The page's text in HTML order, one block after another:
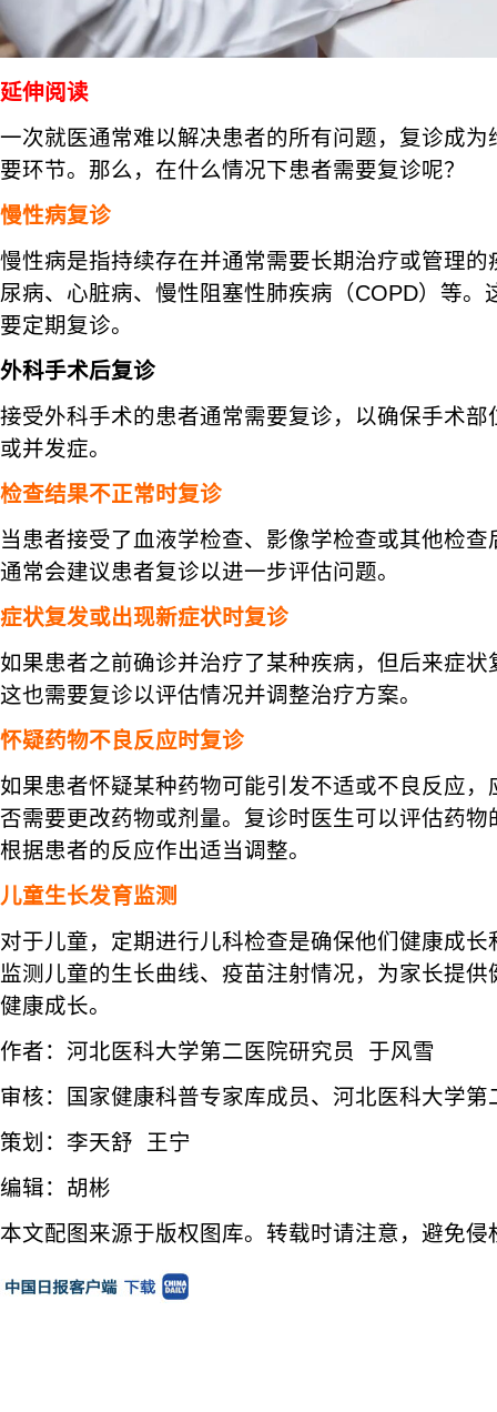
延伸阅读
一次就医通常难以解决患者的所有问题，复诊成
要环节。那么，在什么情况下患者需要复诊呢？
慢性病复诊
慢性病是指持续存在并通常需要长期治疗或管理
尿病、心脏病、慢性阻塞性肺疾病（COPD）等。
要定期复诊。
外科手术后复诊
接受外科手术的患者通常需要复诊，以确保手术
或并发症。
检查结果不正常时复诊
当患者接受了血液学检查、影像学检查或其他检
通常会建议患者复诊以进一步评估问题。
症状复发或出现新症状时复诊
如果患者之前确诊并治疗了某种疾病，但后来症
这也需要复诊以评估情况并调整治疗方案。
怀疑药物不良反应时复诊
如果患者怀疑某种药物可能引发不适或不良反应
否需要更改药物或剂量。复诊时医生可以评估药
根据患者的反应作出适当调整。
儿童生长发育监测
对于儿童，定期进行儿科检查是确保他们健康成
监测儿童的生长曲线、疫苗注射情况，为家长提
健康成长。
作者：河北医科大学第二医院研究员 于风雪
审核：国家健康科普专家库成员、河北医科大学
策划：李天舒 王宁
编辑：胡彬
本文配图来源于版权图库。转载时请注意，避免侵